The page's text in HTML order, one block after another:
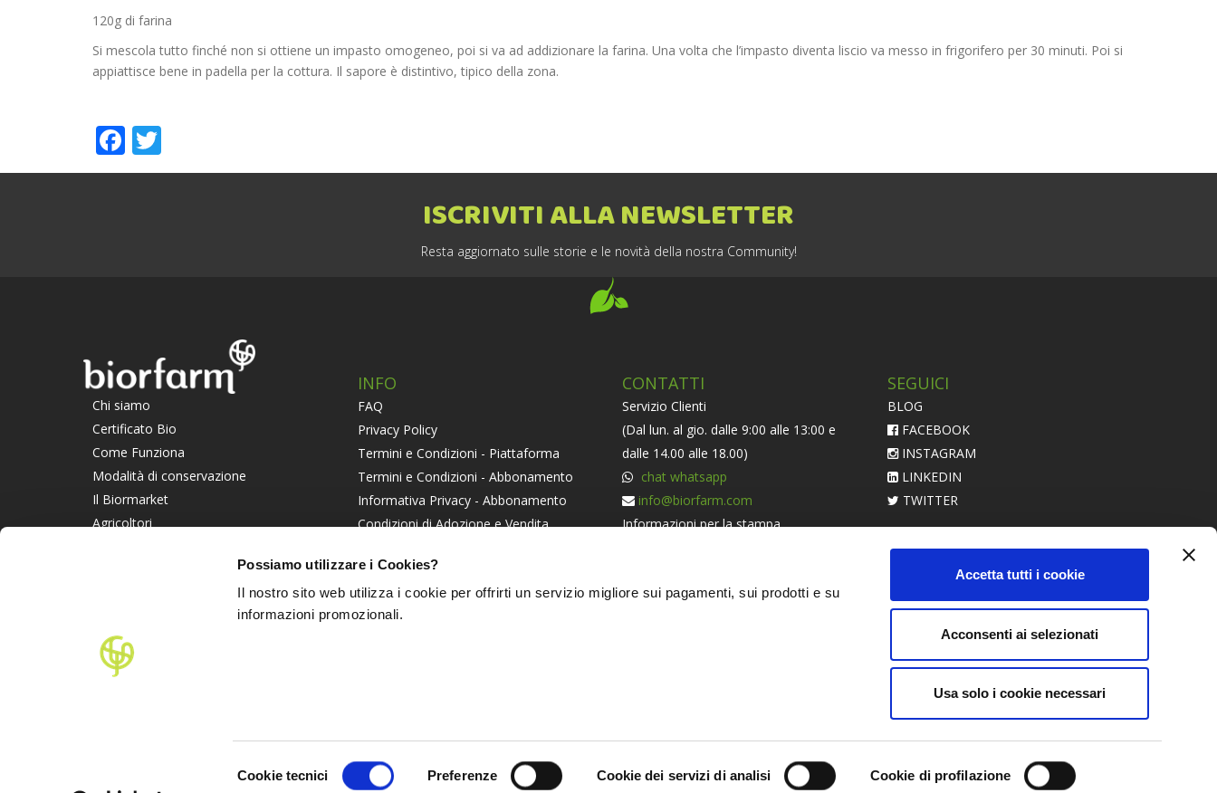
Possiamo utilizzare i Cookies?
Il nostro sito web utilizza i cookie per offrirti un servizio migliore sui pagamenti, sui prodotti e su
informazioni promozionali.
Cookie tecnici Preferenze Cookie dei servizi di analisi Cookie di profilazione
Accetta tutti i cookie
Acconsenti ai selezionati
Usa solo i cookie necessari
120g di farina
Si mescola tutto finché non si ottiene un impasto omogeneo, poi si va ad addizionare la farina. Una volta che l’impasto diventa liscio va messo in frigorifero per 30 minuti. Poi si
appiattisce bene in padella per la cottura. Il sapore è distintivo, tipico della zona.
Facebook
ISCRIVITI ALLA NEWSLETTER
Resta aggiornato sulle storie e le novità della nostra Community!
Chi siamo
Certificato Bio
Come Funziona
Modalità di conservazione
Il Biormarket
Agricoltori
INFO
FAQ
Privacy Policy
Termini e Condizioni - Piattaforma
Termini e Condizioni - Abbonamento
Informativa Privacy - Abbonamento
Condizioni di Adozione e Vendita
Informativa Societaria
PARTNERS
CONTATTI
Servizio Clienti
(Dal lun. al gio. dalle 9:00 alle 13:00 e
dalle 14.00 alle 18.00)
chat whatsapp
info@biorfarm.com
Informazioni per la stampa
essere dei nostriclicca qui.
SEGUICI
BLOG
FACEBOOK
INSTAGRAM
LINKEDIN
TWITTER